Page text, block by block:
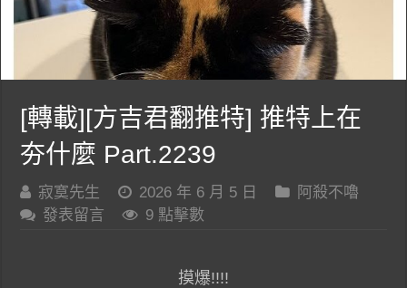
[轉載][方吉君翻推特] 推特上在
夯什麼 Part.2239
寂寞先生 2026 年 6 月 5 日
阿殺不嚕
發表留言
9 點擊數
摸爆!!!!